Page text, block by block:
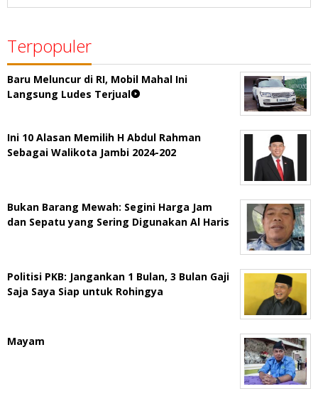
Terpopuler
Baru Meluncur di RI, Mobil Mahal Ini
Langsung Ludes Terjual
Ini 10 Alasan Memilih H Abdul Rahman
Sebagai Walikota Jambi 2024-202
Bukan Barang Mewah: Segini Harga Jam
dan Sepatu yang Sering Digunakan Al Haris
Politisi PKB: Jangankan 1 Bulan, 3 Bulan Gaji
Saja Saya Siap untuk Rohingya
Mayam